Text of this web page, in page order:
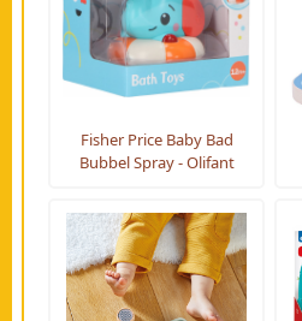
Fisher Price Baby Bad
Bubbel Spray - Olifant